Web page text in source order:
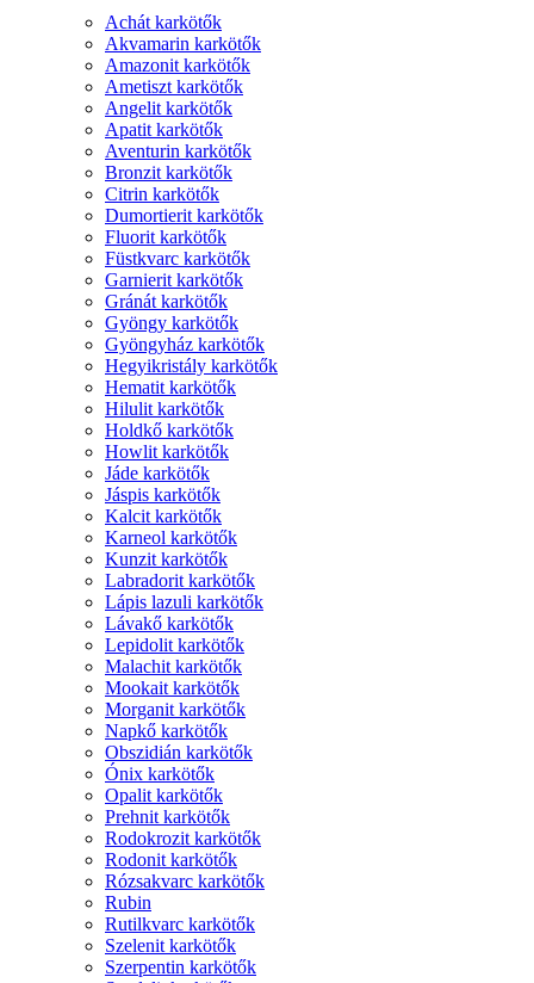
Achát karkötők
Akvamarin karkötők
Amazonit karkötők
Ametiszt karkötők
Angelit karkötők
Apatit karkötők
Aventurin karkötők
Bronzit karkötők
Citrin karkötők
Dumortierit karkötők
Fluorit karkötők
Füstkvarc karkötők
Garnierit karkötők
Gránát karkötők
Gyöngy karkötők
Gyöngyház karkötők
Hegyikristály karkötők
Hematit karkötők
Hilulit karkötők
Holdkő karkötők
Howlit karkötők
Jáde karkötők
Jáspis karkötők
Kalcit karkötők
Karneol karkötők
Kunzit karkötők
Labradorit karkötők
Lápis lazuli karkötők
Lávakő karkötők
Lepidolit karkötők
Malachit karkötők
Mookait karkötők
Morganit karkötők
Napkő karkötők
Obszidián karkötők
Ónix karkötők
Opalit karkötők
Prehnit karkötők
Rodokrozit karkötők
Rodonit karkötők
Rózsakvarc karkötők
Rubin
Rutilkvarc karkötők
Szelenit karkötők
Szerpentin karkötők